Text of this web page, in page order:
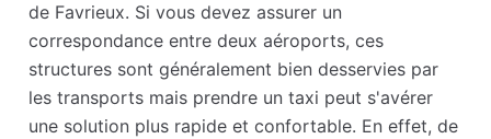
de Favrieux. Si vous devez assurer un
correspondance entre deux aéroports, ces
structures sont généralement bien desservies par
les transports mais prendre un taxi peut s'avérer
une solution plus rapide et confortable. En effet, de